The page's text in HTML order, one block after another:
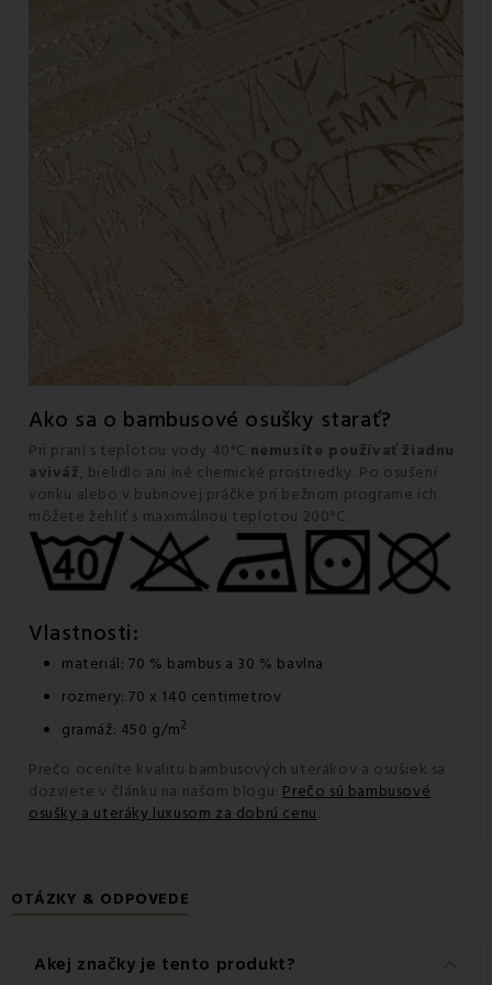
Ako sa o bambusové osušky starať?
Pri praní s teplotou vody 40°C nemusíte používať žiadnu
aviváž, bielidlo ani iné chemické prostriedky. Po osušení
vonku alebo v bubnovej práčke pri bežnom programe ich
môžete žehliť s maximálnou teplotou 200°C.
Vlastnosti:
materiál: 70 % bambus a 30 % bavlna
rozmery: 70 x 140 centimetrov
gramáž: 450 g/m2
Prečo oceníte kvalitu bambusových uterákov a osušiek sa
dozviete v článku na našom blogu:Prečo sú bambusové
osušky a uteráky luxusom za dobrú cenu.
OTÁZKY & ODPOVEDE
Akej značky je tento produkt? keyboard_arrow_down